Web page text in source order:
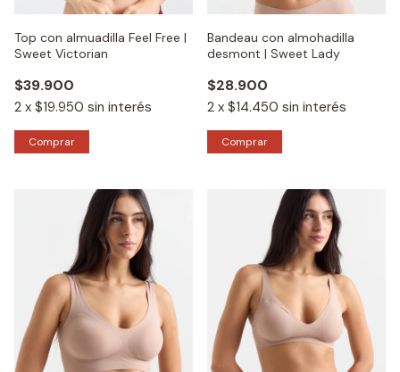
Top con almuadilla Feel Free |
Sweet Victorian
$39.900
2 x $19.950 sin interés
Comprar
Bandeau con almohadilla
desmont | Sweet Lady
$28.900
2 x $14.450 sin interés
Comprar